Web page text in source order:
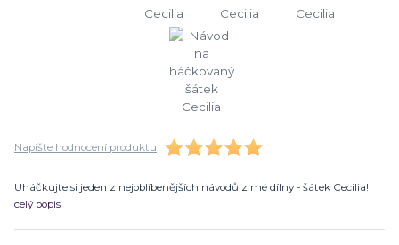
Napište hodnocení produktu
Uháčkujte si jeden z nejoblíbenějších návodů z mé dílny - šátek Cecilia!
celý popis